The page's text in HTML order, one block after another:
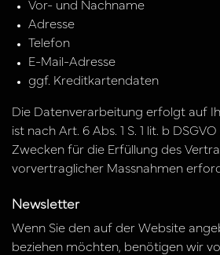
Vor- und Nachname
Adresse
Telefon
E-Mail-Adresse
ggf. Kreditkartendaten
Die Datenverarbeitung erfolgt auf
ist nach Art. 6 Abs. 1 S. 1 lit. b
Zwecken für die Erfüllung des
vorvertraglicher Massnahmen
Newsletter
Wenn Sie den auf der Website
beziehen möchten, benötigen wir